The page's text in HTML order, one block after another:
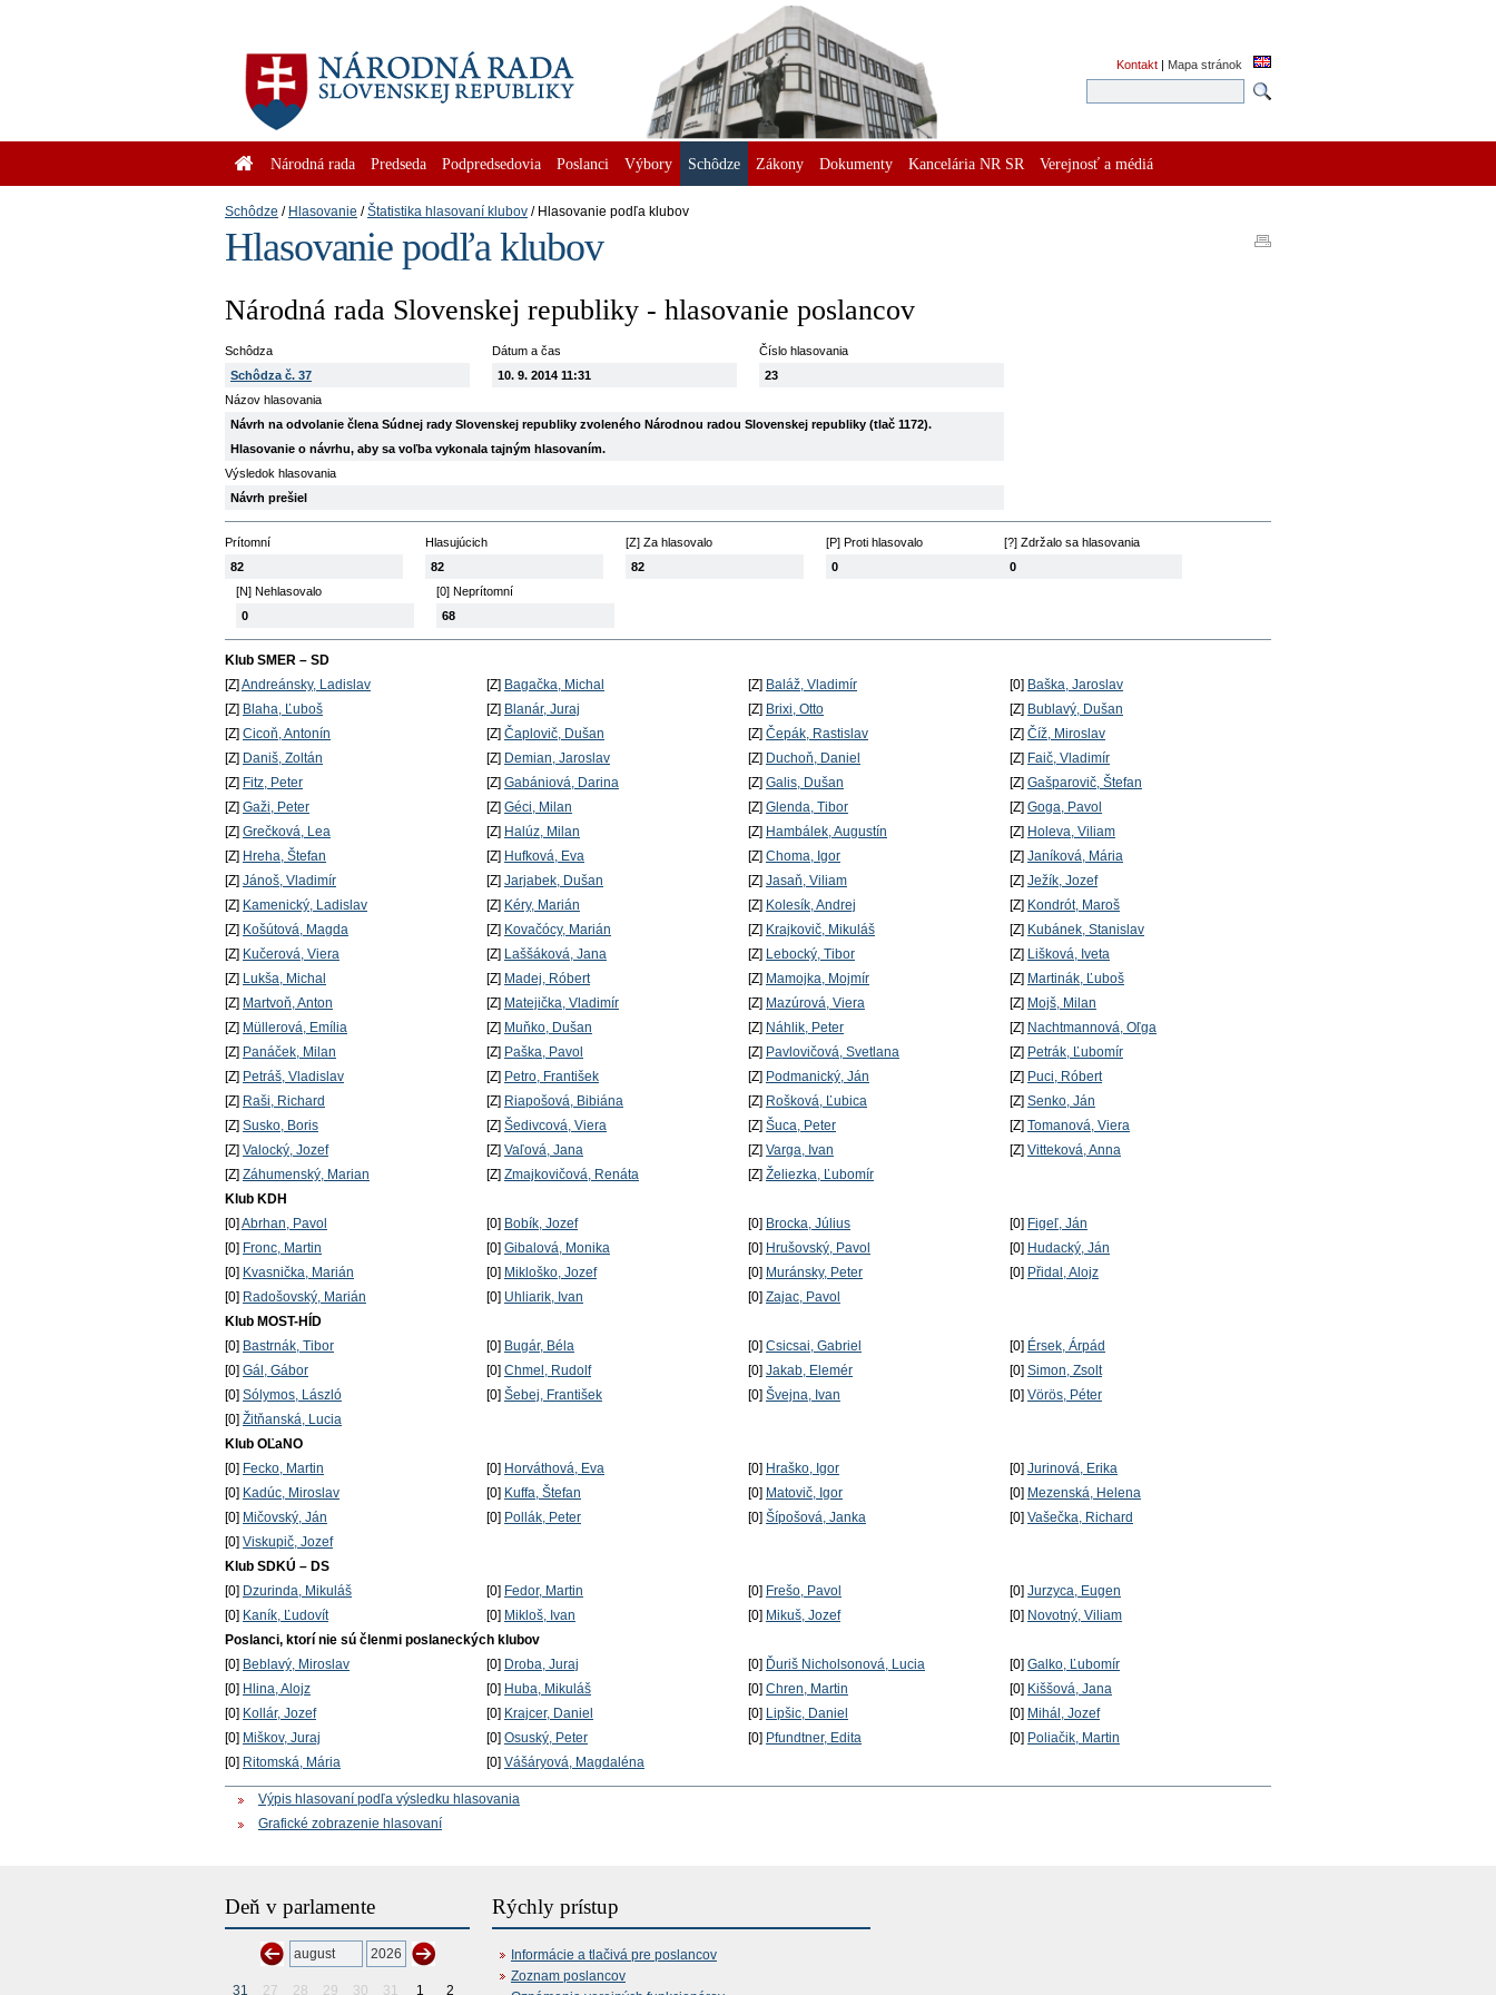
Kontakt | Mapa stránok
Národná rada Predseda Podpredsedovia Poslanci Výbory Schôdze Zákony Dokumenty Kancelária NR SR Verejnosť a médiá
Schôdze Hlasovanie Štatistika hlasovaní klubov Hlasovanie podľa klubov
Hlasovanie podľa klubov
Národná rada Slovenskej republiky - hlasovanie poslancov
Schôdza
Schôdza č. 37
Dátum a čas
10. 9. 2014 11:31
Číslo hlasovania
23
Názov hlasovania
Návrh na odvolanie člena Súdnej rady Slovenskej republiky zvoleného Národnou radou Slovenskej republiky (tlač 1172).
Hlasovanie o návrhu, aby sa voľba vykonala tajným hlasovaním.
Výsledok hlasovania
Návrh prešiel
Prítomní
82
Hlasujúcich
82
[Z] Za hlasovalo
82
[P] Proti hlasovalo
0
[?] Zdržalo sa hlasovania
0
[N] Nehlasovalo
0
[0] Neprítomní
68
Klub SMER – SD
[Z] Andreánsky, Ladislav [Z] Bagačka, Michal [Z] Baláž, Vladimír [0] Baška, Jaroslav
[Z] Blaha, Ľuboš [Z] Blanár, Juraj [Z] Brixi, Otto [Z] Bublavý, Dušan
[Z] Cicoň, Antonín [Z] Čaplovič, Dušan [Z] Čepák, Rastislav [Z] Číž, Miroslav
[Z] Daniš, Zoltán [Z] Demian, Jaroslav [Z] Duchoň, Daniel [Z] Faič, Vladimír
[Z] Fitz, Peter [Z] Gabániová, Darina [Z] Galis, Dušan [Z] Gašparovič, Štefan
[Z] Gaži, Peter [Z] Géci, Milan [Z] Glenda, Tibor [Z] Goga, Pavol
[Z] Grečková, Lea [Z] Halúz, Milan [Z] Hambálek, Augustín [Z] Holeva, Viliam
[Z] Hreha, Štefan [Z] Hufková, Eva [Z] Choma, Igor [Z] Janíková, Mária
[Z] Jánoš, Vladimír [Z] Jarjabek, Dušan [Z] Jasaň, Viliam [Z] Ježík, Jozef
[Z] Kamenický, Ladislav [Z] Kéry, Marián [Z] Kolesík, Andrej [Z] Kondrót, Maroš
[Z] Košútová, Magda [Z] Kovačócy, Marián [Z] Krajkovič, Mikuláš [Z] Kubánek, Stanislav
[Z] Kučerová, Viera [Z] Laššáková, Jana [Z] Lebocký, Tibor [Z] Lišková, Iveta
[Z] Lukša, Michal [Z] Madej, Róbert [Z] Mamojka, Mojmír [Z] Martinák, Ľuboš
[Z] Martvoň, Anton [Z] Matejička, Vladimír [Z] Mazúrová, Viera [Z] Mojš, Milan
[Z] Müllerová, Emília [Z] Muňko, Dušan [Z] Náhlik, Peter [Z] Nachtmannová, Oľga
[Z] Panáček, Milan [Z] Paška, Pavol [Z] Pavlovičová, Svetlana [Z] Petrák, Ľubomír
[Z] Petráš, Vladislav [Z] Petro, František [Z] Podmanický, Ján [Z] Puci, Róbert
[Z] Raši, Richard [Z] Riapošová, Bibiána [Z] Rošková, Ľubica [Z] Senko, Ján
[Z] Susko, Boris [Z] Šedivcová, Viera [Z] Šuca, Peter [Z] Tomanová, Viera
[Z] Valocký, Jozef [Z] Vaľová, Jana [Z] Varga, Ivan [Z] Vitteková, Anna
[Z] Záhumenský, Marian [Z] Zmajkovičová, Renáta [Z] Želiezka, Ľubomír
Klub KDH
[0] Abrhan, Pavol [0] Bobík, Jozef [0] Brocka, Július [0] Figeľ, Ján
[0] Fronc, Martin [0] Gibalová, Monika [0] Hrušovský, Pavol [0] Hudacký, Ján
[0] Kvasnička, Marián [0] Mikloško, Jozef [0] Muránsky, Peter [0] Přidal, Alojz
[0] Radošovský, Marián [0] Uhliarik, Ivan [0] Zajac, Pavol
Klub MOST-HÍD
[0] Bastrnák, Tibor [0] Bugár, Béla [0] Csicsai, Gabriel [0] Érsek, Árpád
[0] Gál, Gábor [0] Chmel, Rudolf [0] Jakab, Elemér [0] Simon, Zsolt
[0] Sólymos, László [0] Šebej, František [0] Švejna, Ivan [0] Vörös, Péter
[0] Žitňanská, Lucia
Klub OĽaNO
[0] Fecko, Martin [0] Horváthová, Eva [0] Hraško, Igor [0] Jurinová, Erika
[0] Kadúc, Miroslav [0] Kuffa, Štefan [0] Matovič, Igor [0] Mezenská, Helena
[0] Mičovský, Ján [0] Pollák, Peter [0] Šípošová, Janka [0] Vašečka, Richard
[0] Viskupič, Jozef
Klub SDKÚ – DS
[0] Dzurinda, Mikuláš [0] Fedor, Martin [0] Frešo, Pavol [0] Jurzyca, Eugen
[0] Kaník, Ľudovít [0] Mikloš, Ivan [0] Mikuš, Jozef [0] Novotný, Viliam
Poslanci, ktorí nie sú členmi poslaneckých klubov
[0] Beblavý, Miroslav [0] Droba, Juraj [0] Ďuriš Nicholsonová, Lucia [0] Galko, Ľubomír
[0] Hlina, Alojz [0] Huba, Mikuláš [0] Chren, Martin [0] Kiššová, Jana
[0] Kollár, Jozef [0] Krajcer, Daniel [0] Lipšic, Daniel [0] Mihál, Jozef
[0] Miškov, Juraj [0] Osuský, Peter [0] Pfundtner, Edita [0] Poliačik, Martin
[0] Ritomská, Mária [0] Vášáryová, Magdaléna
Výpis hlasovaní podľa výsledku hlasovania
Grafické zobrazenie hlasovaní
Deň v parlamente
31 27 28 29 30 31 1 2
Rýchly prístup
Informácie a tlačivá pre poslancov
Zoznam poslancov